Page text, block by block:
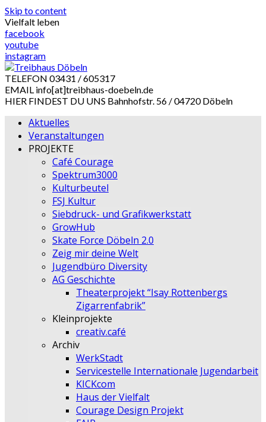
Skip to content
Vielfalt leben
facebook
youtube
instagram
TELEFON 03431 / 605317
EMAIL info[at]treibhaus-doebeln.de
HIER FINDEST DU UNS Bahnhofstr. 56 / 04720 Döbeln
Aktuelles
Veranstaltungen
PROJEKTE
Café Courage
Spektrum3000
Kulturbeutel
FSJ Kultur
Siebdruck- und Grafikwerkstatt
GrowHub
Skate Force Döbeln 2.0
Zeig mir deine Welt
Jugendbüro Diversity
AG Geschichte
Theaterprojekt “Isay Rottenbergs
Zigarrenfabrik”
Kleinprojekte
creativ.café
Archiv
WerkStadt
Servicestelle Internationale Jugendarbeit
KICKcom
Haus der Vielfalt
Courage Design Projekt